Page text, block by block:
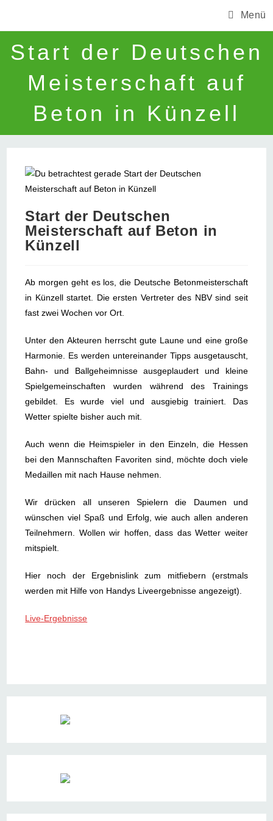
Menü
Start der Deutschen
Meisterschaft auf
Beton in Künzell
Start der Deutschen
Meisterschaft auf Beton in
Künzell
Ab morgen geht es los, die Deutsche Betonmeisterschaft
in Künzell startet. Die ersten Vertreter des NBV sind seit
fast zwei Wochen vor Ort.
Unter den Akteuren herrscht gute Laune und eine große
Harmonie. Es werden untereinander Tipps ausgetauscht,
Bahn- und Ballgeheimnisse ausgeplaudert und kleine
Spielgemeinschaften wurden während des Trainings
gebildet. Es wurde viel und ausgiebig trainiert. Das
Wetter spielte bisher auch mit.
Auch wenn die Heimspieler in den Einzeln, die Hessen
bei den Mannschaften Favoriten sind, möchte doch viele
Medaillen mit nach Hause nehmen.
Wir drücken all unseren Spielern die Daumen und
wünschen viel Spaß und Erfolg, wie auch allen anderen
Teilnehmern. Wollen wir hoffen, dass das Wetter weiter
mitspielt.
Hier noch der Ergebnislink zum mitfiebern (erstmals
werden mit Hilfe von Handys Liveergebnisse angezeigt).
Live-Ergebnisse